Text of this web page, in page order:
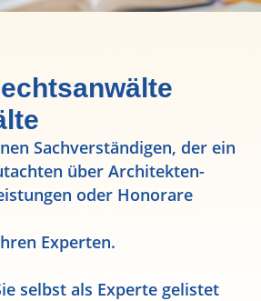
Sachverständigen, der ein
über Architekten-
oder Honorare
Experten.
selbst als Experte gelistet